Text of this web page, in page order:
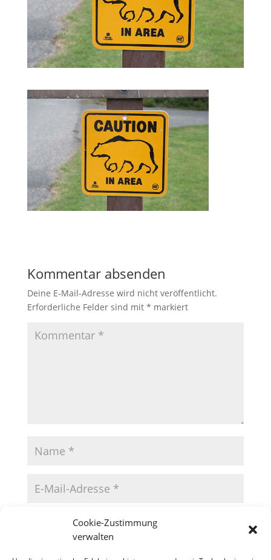
Cookie-Zustimmung
verwalten
Kommentar absenden
Deine E-Mail-Adresse wird nicht veröffentlicht.
Erforderliche Felder sind mit * markiert